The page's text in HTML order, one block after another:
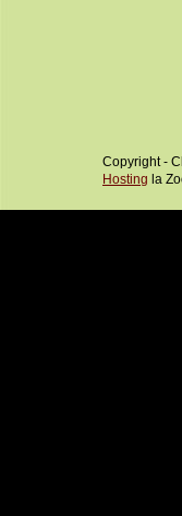
Copyright -
Hosting la